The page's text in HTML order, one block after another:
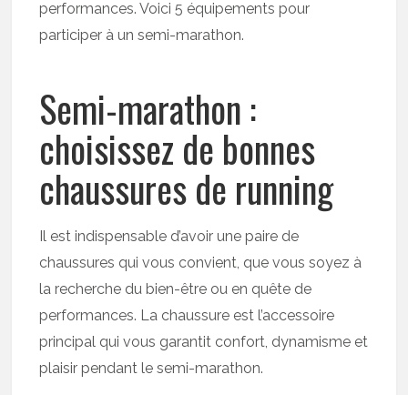
performances. Voici 5 équipements pour
participer à un semi-marathon.
Semi-marathon :
choisissez de bonnes
chaussures de running
Il est indispensable d’avoir une paire de
chaussures qui vous convient, que vous soyez à
la recherche du bien-être ou en quête de
performances. La chaussure est l’accessoire
principal qui vous garantit confort, dynamisme et
plaisir pendant le semi-marathon.